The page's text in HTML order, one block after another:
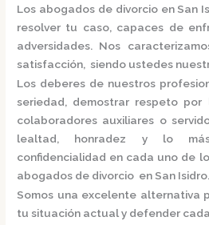
Los abogados de divorcio en San
resolver tu caso, capaces de
adversidades. Nos
satisfacción, siendo ustedes
Los deberes de nuestros
seriedad, demostrar respeto
colaboradores auxiliares o
lealtad, honradez y lo
confidencialidad en cada uno de
abogados de divorcio en San Isidro.
Somos una excelente alternativa
tu situación actual y defender